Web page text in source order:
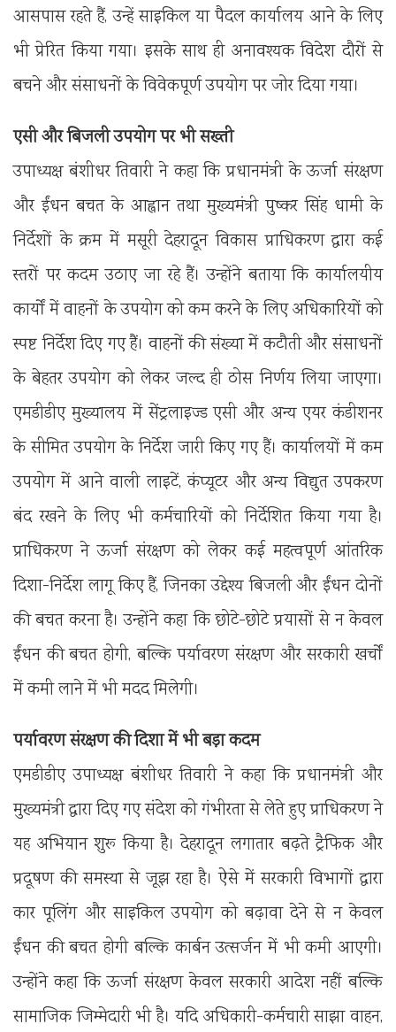
आसपास रहते हैं, उन्हें साइकिल या पैदल कार्यालय आने के लिए
भी प्रेरित किया गया। इसके साथ ही अनावश्यक विदेश दौरों से
बचने और संसाधनों के विवेकपूर्ण उपयोग पर जोर दिया गया।
एसी और बिजली उपयोग पर भी सख्ती
उपाध्यक्ष बंशीधर तिवारी ने कहा कि प्रधानमंत्री के ऊर्जा संरक्षण
और ईंधन बचत के आह्वान तथा मुख्यमंत्री पुष्कर सिंह धामी के
निर्देशों के क्रम में मसूरी देहरादून विकास प्राधिकरण द्वारा कई
स्तरों पर कदम उठाए जा रहे हैं। उन्होंने बताया कि कार्यालयीय
कार्यों में वाहनों के उपयोग को कम करने के लिए अधिकारियों को
स्पष्ट निर्देश दिए गए हैं। वाहनों की संख्या में कटौती और संसाधनों
के बेहतर उपयोग को लेकर जल्द ही ठोस निर्णय लिया जाएगा।
एमडीडीए मुख्यालय में सेंट्रलाइज्ड एसी और अन्य एयर कंडीशनर
के सीमित उपयोग के निर्देश जारी किए गए हैं। कार्यालयों में कम
उपयोग में आने वाली लाइटें, कंप्यूटर और अन्य विद्युत उपकरण
बंद रखने के लिए भी कर्मचारियों को निर्देशित किया गया है।
प्राधिकरण ने ऊर्जा संरक्षण को लेकर कई महत्वपूर्ण आंतरिक
दिशा-निर्देश लागू किए हैं, जिनका उद्देश्य बिजली और ईंधन दोनों
की बचत करना है। उन्होंने कहा कि छोटे-छोटे प्रयासों से न केवल
ईंधन की बचत होगी, बल्कि पर्यावरण संरक्षण और सरकारी खर्चों
में कमी लाने में भी मदद मिलेगी।
पर्यावरण संरक्षण की दिशा में भी बड़ा कदम
एमडीडीए उपाध्यक्ष बंशीधर तिवारी ने कहा कि प्रधानमंत्री और
मुख्यमंत्री द्वारा दिए गए संदेश को गंभीरता से लेते हुए प्राधिकरण ने
यह अभियान शुरू किया है। देहरादून लगातार बढ़ते ट्रैफिक और
प्रदूषण की समस्या से जूझ रहा है। ऐसे में सरकारी विभागों द्वारा
कार पूलिंग और साइकिल उपयोग को बढ़ावा देने से न केवल
ईंधन की बचत होगी बल्कि कार्बन उत्सर्जन में भी कमी आएगी।
उन्होंने कहा कि ऊर्जा संरक्षण केवल सरकारी आदेश नहीं बल्कि
सामाजिक जिम्मेदारी भी है। यदि अधिकारी-कर्मचारी साझा वाहन,